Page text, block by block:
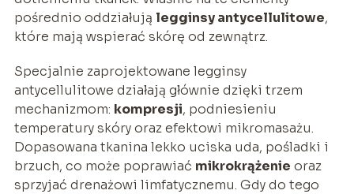
pośrednio oddziałują legginsy antycellulitowe,
które mają wspierać skórę od zewnątrz.
Specjalnie zaprojektowane legginsy
antycellulitowe działają głównie dzięki trzem
mechanizmom: kompresji, podniesieniu
temperatury skóry oraz efektowi mikromasażu.
Dopasowana tkanina lekko uciska uda, pośladki i
brzuch, co może poprawiać mikrokrążenie oraz
sprzyjać drenażowi limfatycznemu. Gdy do tego